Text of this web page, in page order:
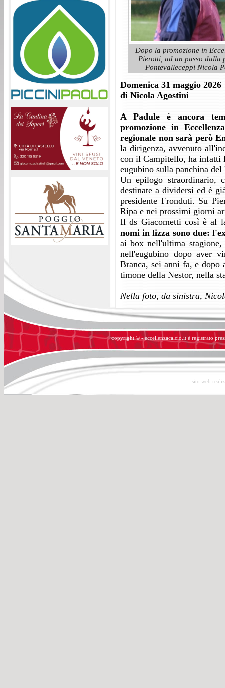
Dopo la promozione in
Pierotti, ad un passo dalla
Pontevalleceppi Nicola
Domenica 31 maggio 2026
di Nicola Agostini
A Padule è ancora
promozione in
regionale non sarà però
la dirigenza, avvenuto
con il Campitello, ha infatti
eugubino sulla panchina
Un epilogo straordinario,
destinate a dividersi ed è
presidente Fronduti. Su
Ripa e nei prossimi giorni
Il ds Giacometti così è al
nomi in lizza sono due:
ai box nell'ultima stagione,
nell'eugubino dopo aver
Branca, sei anni fa, e dopo
timone della Nestor, nella
Nella foto, da sinistra,
copyright © - eccellenzacalcio.it è registrato
sito web